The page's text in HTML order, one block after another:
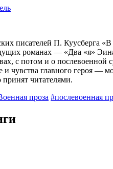
писателей П. Куусберга
романах — «Два «я»
с потом и о
и чувства главного героя —
читателями.
проза #послевоенная